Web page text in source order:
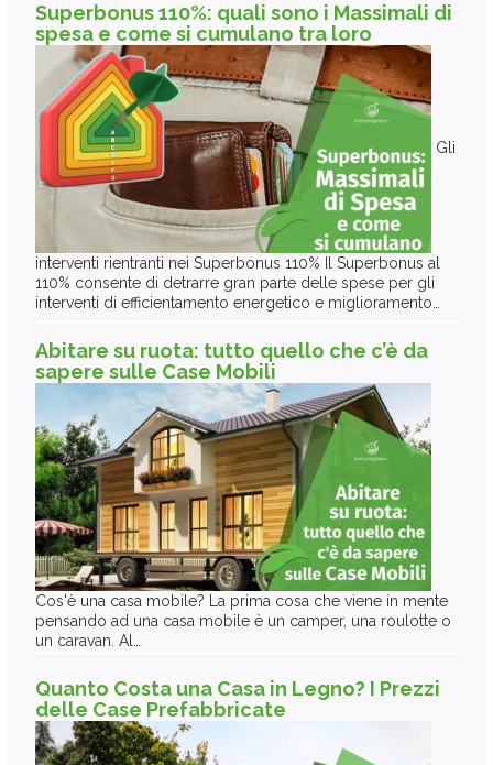
Superbonus 110%: quali sono i Massimali di
spesa e come si cumulano tra loro
Gli
interventi rientranti nei Superbonus 110% Il Superbonus al
110% consente di detrarre gran parte delle spese per gli
interventi di efficientamento energetico e miglioramento…
Abitare su ruota: tutto quello che c’è da
sapere sulle Case Mobili
Cos'è una casa mobile? La prima cosa che viene in mente
pensando ad una casa mobile è un camper, una roulotte o
un caravan. Al…
Quanto Costa una Casa in Legno? I Prezzi
delle Case Prefabbricate